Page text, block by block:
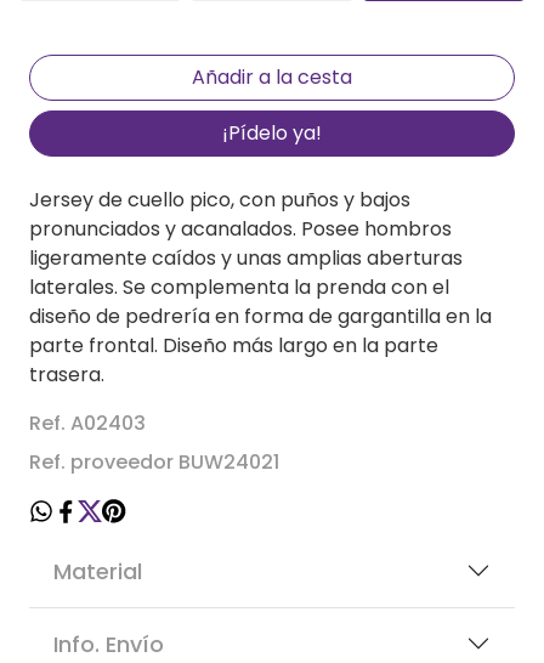
¡Pídelo ya!
Jersey de cuello pico, con puños y bajos
pronunciados y acanalados. Posee hombros
ligeramente caídos y unas amplias aberturas
laterales. Se complementa la prenda con el
diseño de pedrería en forma de gargantilla en la
parte frontal. Diseño más largo en la parte
trasera.
Ref. A02403
Ref. proveedor BUW24021
Material
Info. Envío